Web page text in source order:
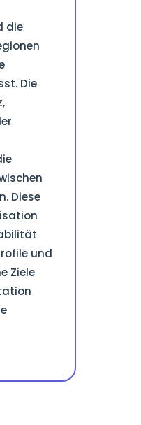
die
Die
Diese
und
Ziele